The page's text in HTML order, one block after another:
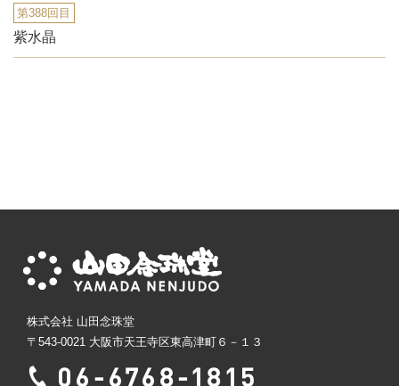
第388回目
紫水晶
株式会社 山田念珠堂
〒543-0021 大阪市天王寺区東高津町６－１３